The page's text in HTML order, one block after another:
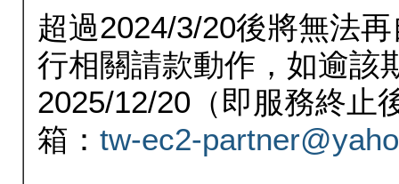
超過2024/3/20後將無法
行相關請款動作，如逾該
2025/12/20（即服務終止
箱： tw-ec2-